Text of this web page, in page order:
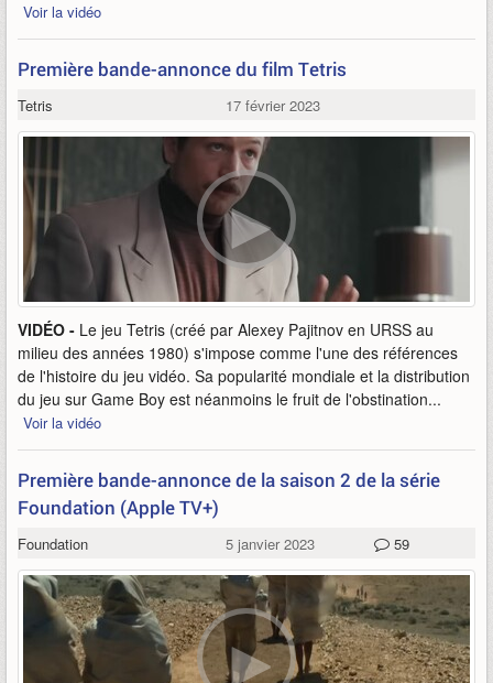
Voir la vidéo
Première bande-annonce du film Tetris
Tetris 17 février 2023
VIDÉO - Le jeu Tetris (créé par Alexey Pajitnov en URSS au
milieu des années 1980) s'impose comme l'une des références
de l'histoire du jeu vidéo. Sa popularité mondiale et la distribution
du jeu sur Game Boy est néanmoins le fruit de l'obstination...
Voir la vidéo
Première bande-annonce de la saison 2 de la série
Foundation (Apple TV+)
Foundation 5 janvier 2023 59